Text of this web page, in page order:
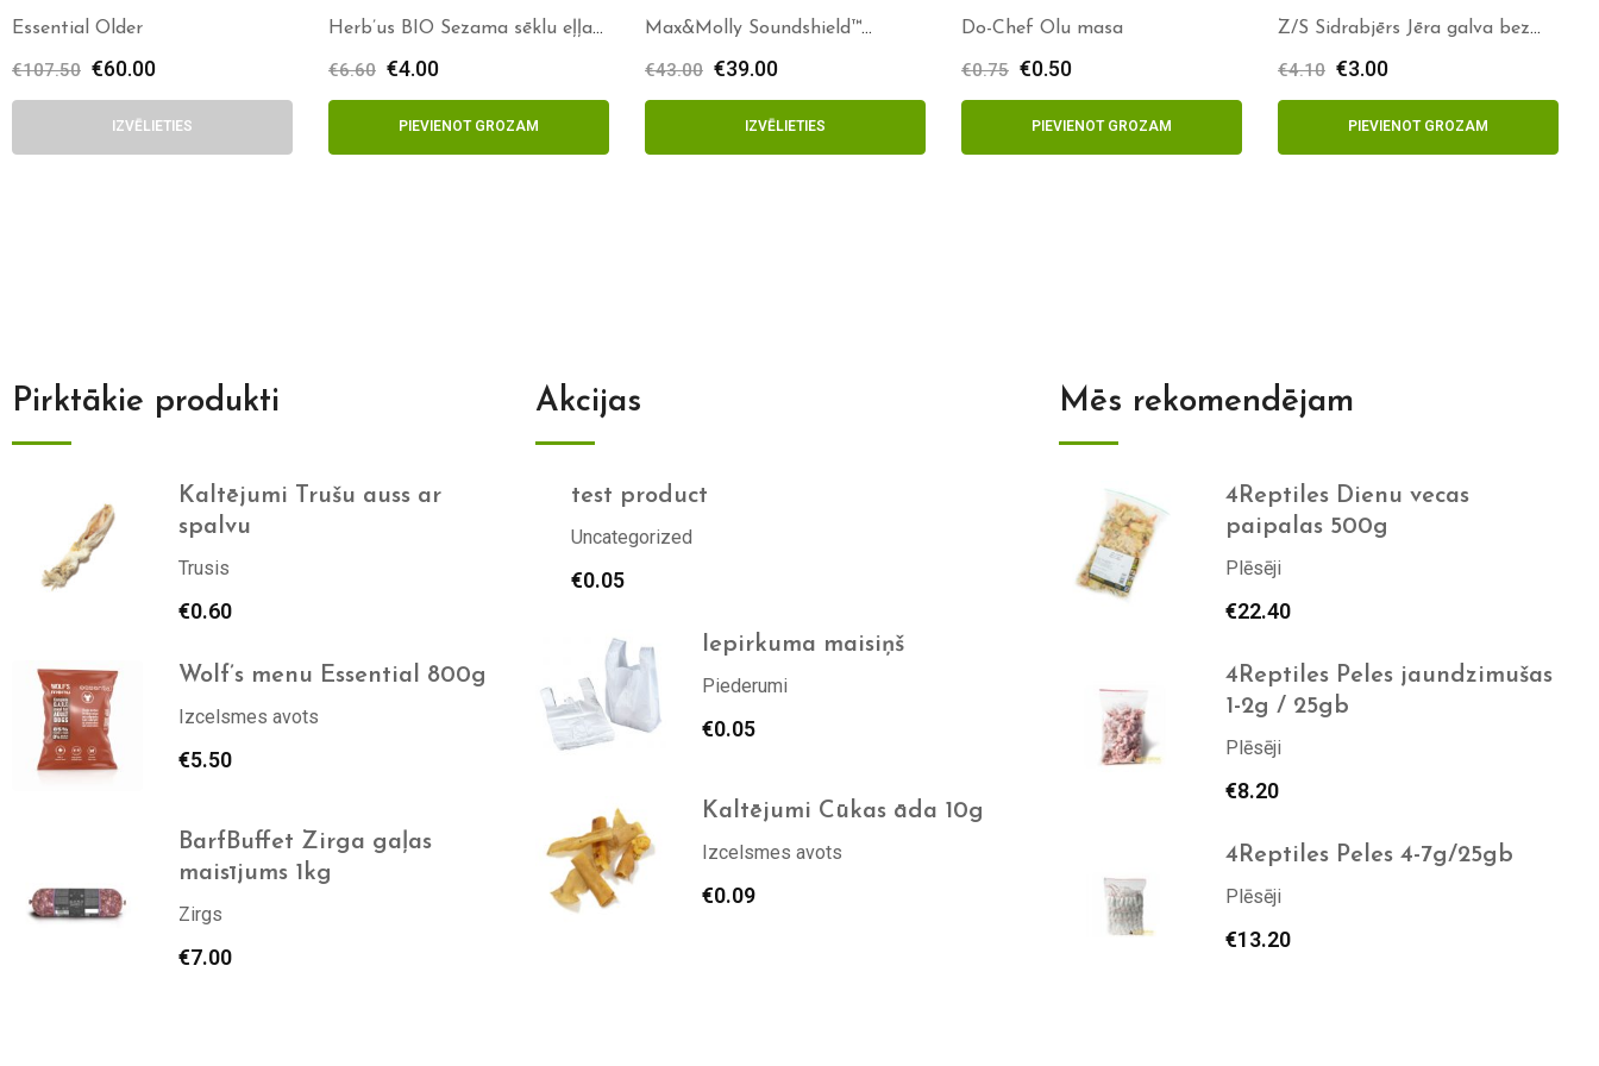
Essential Older
€107.50 €60.00
IZVĒLIETIES
Herb’us BIO Sezama sēklu eļļa
€6.60 €4.00
PIEVIENOT GROZAM
Max&Molly Soundshield™
€43.00 €39.00
IZVĒLIETIES
Do-Chef Olu masa
€0.75 €0.50
PIEVIENOT GROZAM
Z/S Sidrabjērs Jēra galva bez
€4.10 €3.00
PIEVIENOT GROZAM
Pirktākie produkti
Kaltējumi Trušu auss ar
spalvu
Trusis
€0.60
Wolf’s menu Essential 800g
Izcelsmes avots
€5.50
BarfBuffet Zirga gaļas
maisījums 1kg
Zirgs
€7.00
Akcijas
test product
Uncategorized
€0.05
Iepirkuma maisiņš
Piederumi
€0.05
Kaltējumi Cūkas āda 10g
Izcelsmes avots
€0.09
Mēs rekomendējam
4Reptiles Dienu vecas
paipalas 500g
Plēsēji
€22.40
4Reptiles Peles jaundzimušas
1-2g / 25gb
Plēsēji
€8.20
4Reptiles Peles 4-7g/25gb
Plēsēji
€13.20